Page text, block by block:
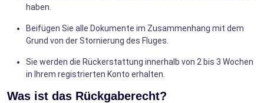
haben.
Beifügen Sie alle Dokumente im Zusammenhang mit dem
Grund von der Stornierung des Fluges.
Sie werden die Rückerstattung innerhalb von 2 bis 3 Wochen
in Ihrem registrierten Konto erhalten.
Was ist das Rückgaberecht?